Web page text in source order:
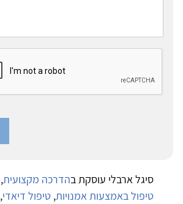
סיגל ארבלי עוסקת בהדרכה מקצועית,
טיפול באמצעות אמנויות, טיפול דיאדי,